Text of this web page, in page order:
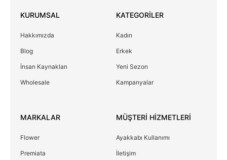
KURUMSAL
Hakkımızda
Blog
İnsan Kaynakları
Wholesale
KATEGORİLER
Kadın
Erkek
Yeni Sezon
Kampanyalar
MARKALAR
Flower
Premiata
MÜŞTERİ HİZMETLERİ
Ayakkabı Kullanımı
İletişim